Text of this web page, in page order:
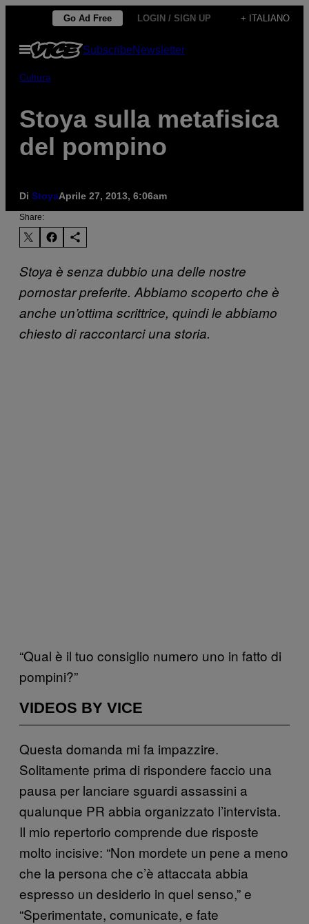
contenuto
Go Ad Free LOGIN / SIGN UP + ITALIANO
Apri
SubscribeNewsletter
Cultura
Stoya sulla metafisica
del pompino
Di StoyaAprile 27, 2013, 6:06am
Share:
Stoya è senza dubbio una delle nostre
pornostar preferite. Abbiamo scoperto che è
anche un’ottima scrittrice, quindi le abbiamo
chiesto di raccontarci una storia.
“Qual è il tuo consiglio numero uno in fatto di
pompini?”
VIDEOS BY VICE
Questa domanda mi fa impazzire.
Solitamente prima di rispondere faccio una
pausa per lanciare sguardi assassini a
qualunque PR abbia organizzato l’intervista.
Il mio repertorio comprende due risposte
molto incisive: “Non mordete un pene a meno
che la persona che c’è attaccata abbia
espresso un desiderio in quel senso,” e
“Sperimentate, comunicate, e fate